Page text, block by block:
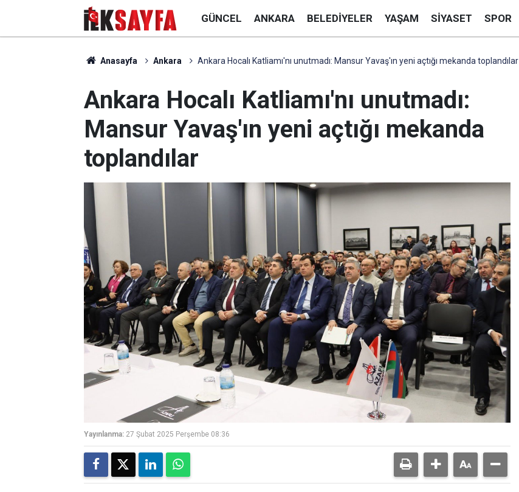
GÜNCEL ANKARA BELEDIYELER YAŞAM SIYASET SPOR
Anasayfa Ankara Ankara Hocalı Katliamı'nı unutmadı: Mansur Yavaş'ın yeni açtığı mekanda toplandılar
Ankara Hocalı Katliamı'nı unutmadı:
Mansur Yavaş'ın yeni açtığı mekanda
toplandılar
Yayınlanma: 27 Şubat 2025 Perşembe 08:36